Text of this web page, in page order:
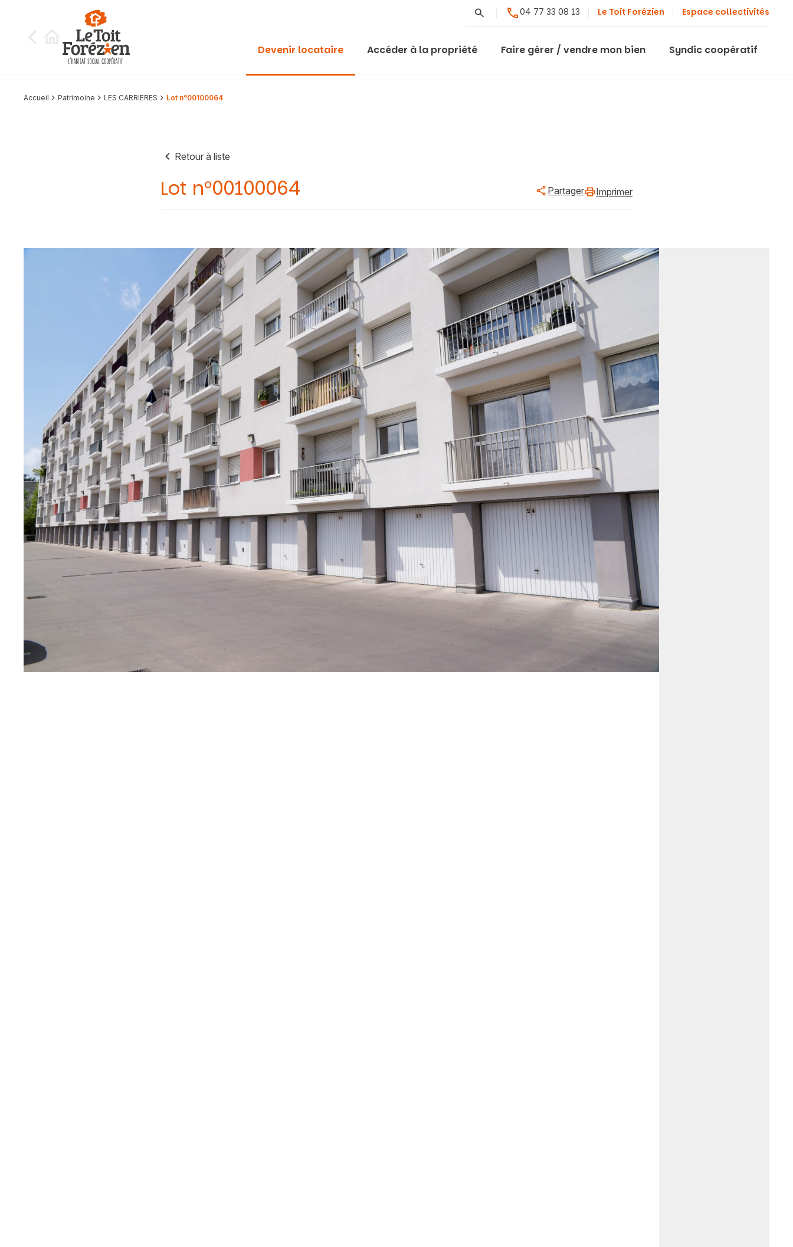
Rechercher04 77 33 08 13 Le Toit Forézien Espace collectivités
Devenir locataire Accéder à la propriété Faire gérer / vendre mon bien Syndic coopératif
Accueil Patrimoine LES CARRIERES Lot n°00100064
Retour à liste
Lot n°00100064 Partager Imprimer